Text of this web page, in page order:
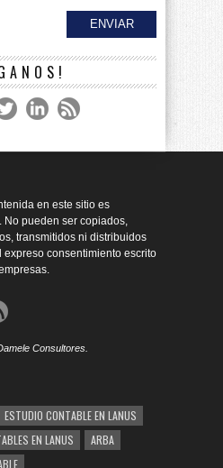
en este sitio es
No pueden ser copiados,
transmitidos ni distribuidos
consentimiento escrito
Consultores.
ESTUDIO CONTABLE EN LANUS
EN LANUS
ARBA